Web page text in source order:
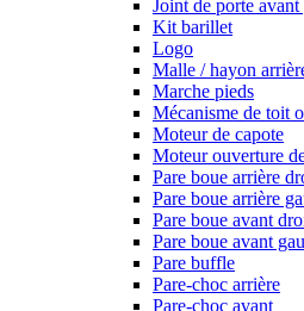
Joint de porte avant
Kit barillet
Logo
Malle / hayon
Marche pieds
Mécanisme de toit
Moteur de capote
Moteur ouverture
Pare boue arrière
Pare boue arrière
Pare boue avant
Pare boue avant
Pare buffle
Pare-choc arrière
Pare-choc avant